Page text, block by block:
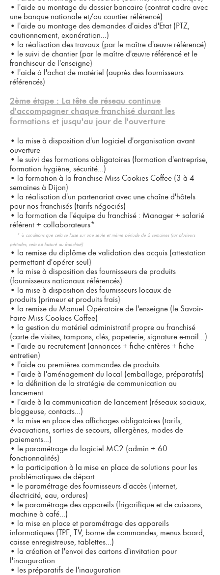
• l'aide au montage du dossier bancaire (contrat cadre avec
une banque nationale et/ou courtier référencé)
• l'aide au montage des demandes d'aides d'Etat (PTZ,
cautionnement, exonération...)
• la réalisation des travaux (par le maître d'œuvre référencé)
• le suivi de chantier (par le maître d'œuvre référencé et le
franchiseur de l'enseigne)
• l'aide à l'achat de matériel (auprès des fournisseurs
référencés)
2ème étape : La tête de réseau continue
d'accompagner chaque franchisé durant les
formations et jusqu'au jour de l'ouverture
• la mise à disposition d'un logiciel d'organisation avant
ouverture
• le suivi des formations obligatoires (formation d'entreprise,
formation hygiène, sécurité...)
• la formation à la franchise Miss Cookies Coffee (3 à 4
semaines à Dijon)
• la réalisation d'un partenariat avec une chaîne d'hôtels
pour nos franchisés (tarifs négociés)
• la formation de l'équipe du franchisé : Manager + salarié
référent + collaborateurs*
* à conditions que cela se fasse sur une seule et même période de 2 semaines (sur plusieurs
périodes, cela est facturé au franchisé)
• la remise du diplôme de validation des acquis (attestation
permettant d'opérer seul)
• la mise à disposition des fournisseurs de produits
(fournisseurs nationaux référencés)
• la mise à disposition des fournisseurs locaux de
produits (primeur et produits frais)
• la remise du Manuel Opératoire de l'enseigne (le Savoir-
Faire Miss Cookies Coffee)
• la gestion du matériel administratif propre au franchisé
(carte de visites, tampons, clés, papeterie, signature e-mail...)
• l'aide au recrutement (annonces + fiche critères + fiche
entretien)
• l'aide au premières commandes de produits
• l'aide à l'aménagement du local (emballage, préparatifs)
• la définition de la stratégie de communication au
lancement
• l'aide à la communication de lancement (réseaux sociaux,
bloggeuse, contacts...)
• la mise en place des affichages obligatoires (tarifs,
évacuations, sorties de secours, allergènes, modes de
paiements...)
• le paramétrage du logiciel MC2 (admin + 60
fonctionnalités)
• la participation à la mise en place de solutions pour les
problématiques de départ
• le paramétrage des fournisseurs d'accès (internet,
électricité, eau, ordures)
• le paramétrage des appareils (frigorifique et de cuissons,
machine à café...)
• la mise en place et paramétrage des appareils
informatiques (TPE, TV, borne de commandes, menus board,
caisse enregistreuse, tablettes...)
• la création et l'envoi des cartons d'invitation pour
l'inauguration
• les préparatifs de l'inauguration